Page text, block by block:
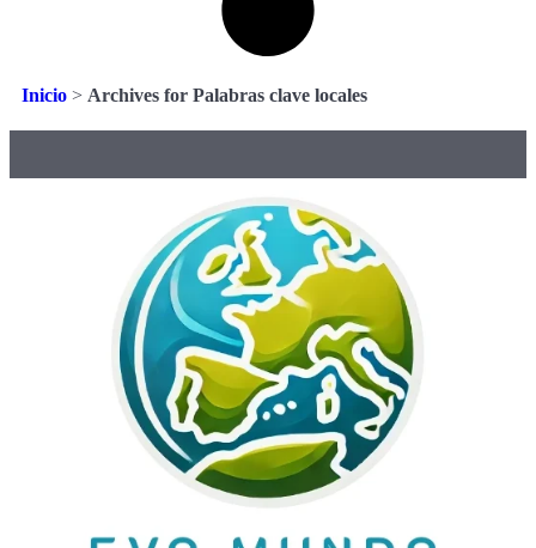
Inicio > Archives for Palabras clave locales